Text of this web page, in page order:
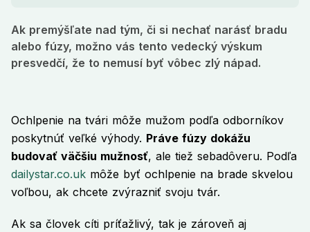
Ak premýšľate nad tým, či si nechať narásť bradu
alebo fúzy, možno vás tento vedecký výskum
presvedčí, že to nemusí byť vôbec zlý nápad.
Ochlpenie na tvári môže mužom podľa odborníkov
poskytnúť veľké výhody. Práve fúzy dokážu
budovať väčšiu mužnosť, ale tiež sebadôveru. Podľa
dailystar.co.uk môže byť ochlpenie na brade skvelou
voľbou, ak chcete zvýrazniť svoju tvár.
Ak sa človek cíti príťažlivý, tak je zároveň aj